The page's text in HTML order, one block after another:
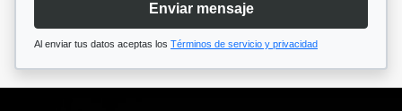
Enviar mensaje
Al enviar tus datos aceptas los Términos de servicio y privacidad